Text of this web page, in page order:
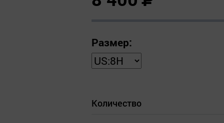
Размер:
Количество